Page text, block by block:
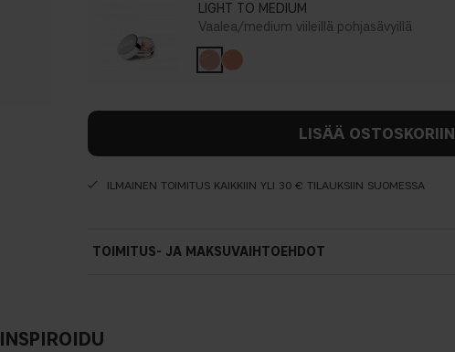
LIGHT TO MEDIUM
Vaalea/medium viileillä pohjasävyillä
LISÄÄ OSTOSKORIIN
ILMAINEN TOIMITUS KAIKKIIN YLI 30 € TILAUKSIIN SUOMESSA
TOIMITUS- JA MAKSUVAIHTOEHDOT
INSPIROIDU